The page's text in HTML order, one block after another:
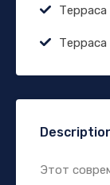
Терраса
Этот